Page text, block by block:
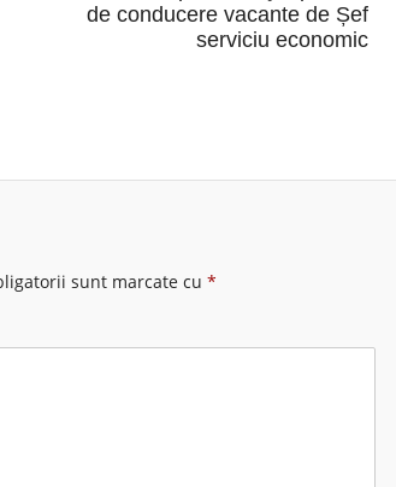
de conducere vacante de Șef
serviciu economic
sunt marcate cu*